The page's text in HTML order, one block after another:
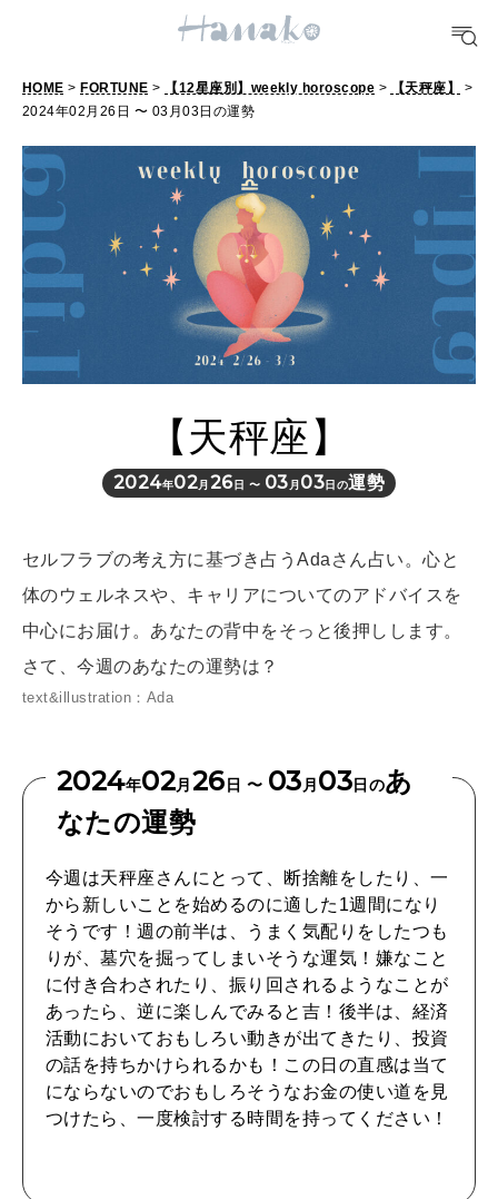
10 CATEGORIES
FOOD
おいしい
TRAVEL
どこ行く？
FORTUNE
[12星座別] Monthly Love Holoscope
女神まり愛のタロットメッセージ
算命学がわかる今月のあなた
HEALTH
自分にやさしく
LEARN
MAMA
ママもいろいろ
SUSTAINABLE
わたしができること
CULTURE
自分を耕す
WORK&MONEY
いい人生って？
HOME > FORTUNE > 【12星座別】weekly horoscope > 【天秤座】
>
2024年02月26日 〜 03月03日の運勢
【天秤座】
2024年02月 26日 〜 03月 03日の運勢
セルフラブの考え方に基づき占うAdaさん占い。心と
体のウェルネスや、キャリアについてのアドバイスを
中心にお届け。あなたの背中をそっと後押しします。
さて、今週のあなたの運勢は？
text&illustration：Ada
2024年02月26日 〜 03月03日のあ
なたの運勢
今週は天秤座さんにとって、断捨離をしたり、一
から新しいことを始めるのに適した1週間になり
そうです！週の前半は、うまく気配りをしたつも
りが、墓穴を掘ってしまいそうな運気！嫌なこと
に付き合わされたり、振り回されるようなことが
あったら、逆に楽しんでみると吉！後半は、経済
活動においておもしろい動きが出てきたり、投資
の話を持ちかけられるかも！この日の直感は当て
にならないのでおもしろそうなお金の使い道を見
つけたら、一度検討する時間を持ってください！